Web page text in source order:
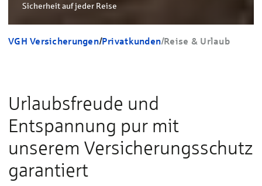
Sicherheit auf jeder Reise
VGH Versicherungen/Privatkunden/Reise & Urlaub
Urlaubsfreude und
Entspannung pur mit
unserem Versicherungsschutz
garantiert